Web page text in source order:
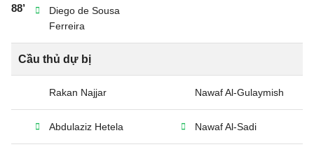
88’
Diego de Sousa
Ferreira
Cầu thủ dự bị
Rakan Najjar Nawaf Al-Gulaymish
Abdulaziz Hetela Nawaf Al-Sadi